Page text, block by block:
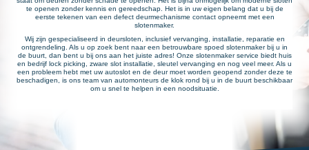
te openen zonder kennis en gereedschap. Het is in uw eigen belang dat u bij de
eerste tekenen van een defect deurmechanisme contact opneemt met een
slotenmaker.
Wij zijn gespecialiseerd in deursloten, inclusief vervanging, installatie, reparatie en
ontgrendeling. Als u op zoek bent naar een betrouwbare spoed slotenmaker bij u in
de buurt, dan bent u bij ons aan het juiste adres! Onze slotenmaker service biedt huis
en bedrijf lock picking, zware slot installatie, sleutel vervanging en nog veel meer. Als u
een probleem hebt met uw autoslot en de deur moet worden geopend zonder deze te
beschadigen, is ons team van automonteurs de klok rond bij u in de buurt beschikbaar
om u snel te helpen in een noodsituatie.